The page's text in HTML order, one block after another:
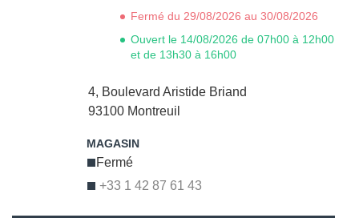
4, Boulevard Aristide Briand
93100 Montreuil
+33 1 42 87 61 43
Fermé
Fermé du 29/08/2026 au 30/08/2026
Ouvert le 14/08/2026 de 07h00 à 12h00
et de 13h30 à 16h00